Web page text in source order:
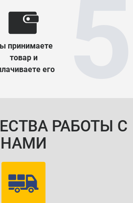
принимаете
товар и
его
РАБОТЫ С
НАМИ